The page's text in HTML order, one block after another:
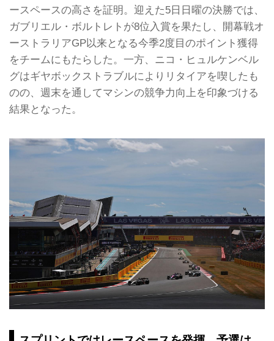
ースペースの高さを証明。迎えた5日日曜の決勝では、
ガブリエル・ボルトレトが8位入賞を果たし、開幕戦オ
ーストラリアGP以来となる今季2度目のポイント獲得
をチームにもたらした。一方、ニコ・ヒュルケンベル
グはギヤボックストラブルによりリタイアを喫したも
のの、週末を通してマシンの競争力向上を印象づける
結果となった。